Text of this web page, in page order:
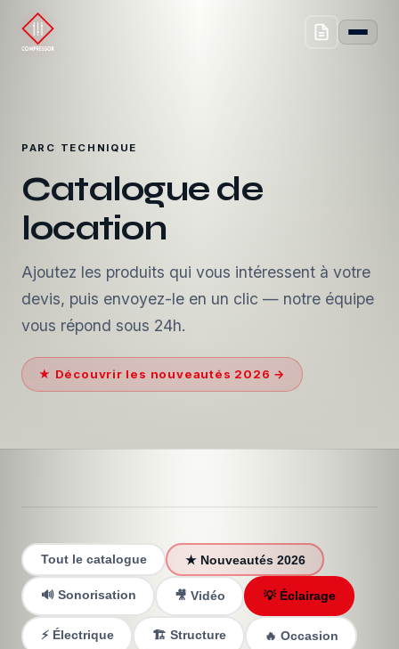
PARC TECHNIQUE
Catalogue de
location
Ajoutez les produits qui vous intéressent à votre
devis, puis envoyez-le en un clic — notre équipe
vous répond sous 24h.
★ Découvrir les nouveautés 2026 →
Tout le catalogue ★ Nouveautés 2026
🔊 Sonorisation 🎥 Vidéo 💡 Éclairage
⚡ Électrique 🏗️ Structure 🔥 Occasion